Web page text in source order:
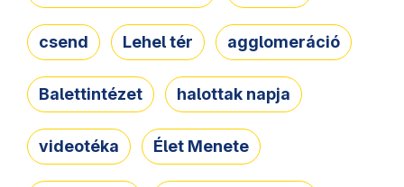
csend Lehel tér agglomeráció
Balettintézet halottak napja
videotéka Élet Menete